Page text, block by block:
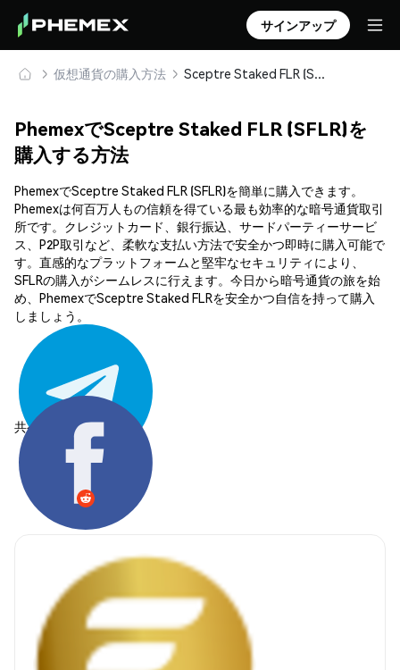
サインアップ
仮想通貨の購入方法 Sceptre Staked FLR (SFLR) を安全に購入・保管
PhemexでSceptre Staked FLR (SFLR)を
購入する方法
PhemexでSceptre Staked FLR (SFLR)を簡単に購入できます。
Phemexは何百万人もの信頼を得ている最も効率的な暗号通貨取引
所です。クレジットカード、銀行振込、サードパーティーサービ
ス、P2P取引など、柔軟な支払い方法で安全かつ即時に購入可能で
す。直感的なプラットフォームと堅牢なセキュリティにより、
SFLRの購入がシームレスに行えます。今日から暗号通貨の旅を始
め、PhemexでSceptre Staked FLRを安全かつ自信を持って購入
しましょう。
共有する: